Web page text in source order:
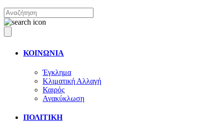
ΚΟΙΝΩΝΙΑ
Έγκλημα
Κλιματική Αλλαγή
Καιρός
Ανακύκλωση
ΠΟΛΙΤΙΚΗ